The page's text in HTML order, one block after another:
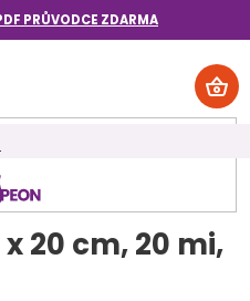
PRŮVODCE ZDARMA
20 cm, 20 mi,